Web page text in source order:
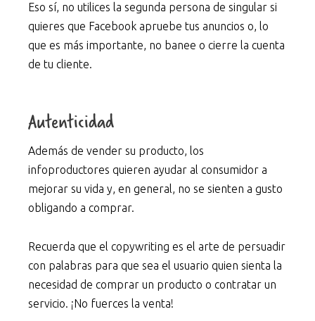
Eso sí, no utilices la segunda persona de singular si
quieres que Facebook apruebe tus anuncios o, lo
que es más importante, no banee o cierre la cuenta
de tu cliente.
Autenticidad
Además de vender su producto, los
infoproductores quieren ayudar al consumidor a
mejorar su vida y, en general, no se sienten a gusto
obligando a comprar.
Recuerda que el copywriting es el arte de persuadir
con palabras para que sea el usuario quien sienta la
necesidad de comprar un producto o contratar un
servicio. ¡No fuerces la venta!